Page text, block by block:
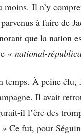
Il n’y
à faire de
que la nation
« national-
temps. À peine élu,
Il avait
il l’ère des
» Ce fut, pour